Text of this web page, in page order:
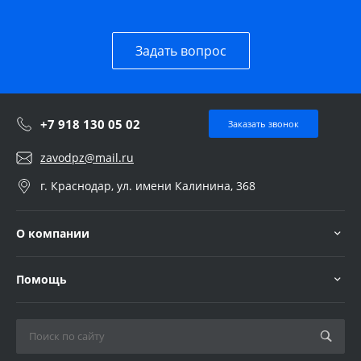
Задать вопрос
+7 918 130 05 02 Заказать звонок
zavodpz@mail.ru
г. Краснодар, ул. имени Калинина, 368
О компании
Помощь